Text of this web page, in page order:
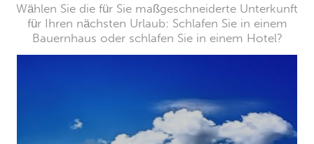
Wählen Sie die für Sie maßgeschneiderte Unterkunft
für Ihren nächsten Urlaub: Schlafen Sie in einem
Bauernhaus oder schlafen Sie in einem Hotel?